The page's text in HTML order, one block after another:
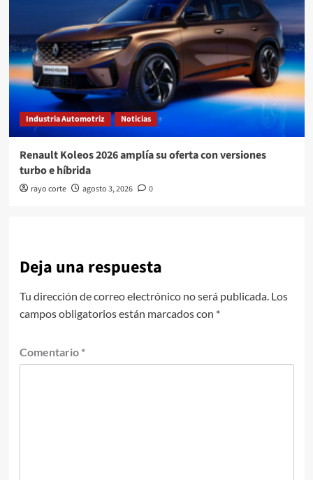
Industria Automotriz Noticias
Renault Koleos 2026 amplía su oferta con versiones
turbo e híbrida
rayo corte agosto 3, 2026 0
Deja una respuesta
Tu dirección de correo electrónico no será publicada. Los
campos obligatorios están marcados con *
Comentario *